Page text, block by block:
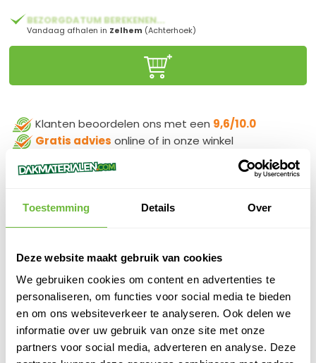
Toestemming Details Over
Deze website maakt gebruik van cookies
We gebruiken cookies om content en advertenties te
personaliseren, om functies voor social media te bieden
en om ons websiteverkeer te analyseren. Ook delen we
informatie over uw gebruik van onze site met onze
partners voor social media, adverteren en analyse. Deze
BEZORGDATUM BEREKENEN...
Vandaag afhalen in Zelhem (Achterhoek)
Klanten beoordelen ons met een 9,6/10.0
Gratis advies online of in onze winkel
1 werkdag
100%veiligebetaling
SPECIFICATIES
SKU
841025
PRODUCTOMSCHRIJVING
IKOpro MS Detail grijs 3,5Kg